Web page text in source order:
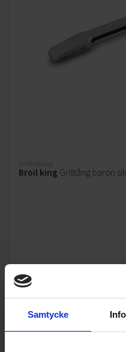
Samtycke
Grillredskap
Broil king Grilltång baron